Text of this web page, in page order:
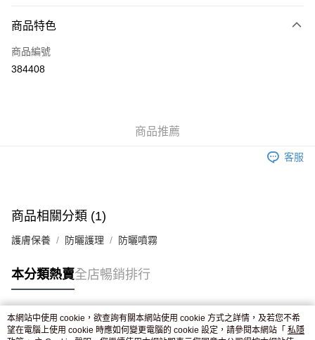
信用卡
Apple Pay
付款後門市自取，訂單確認後2-4個工作天到店，7天內取。逾期後
商品特色
商品編號
384408
商品推薦
客服
商品相關分類 (1)
護膚保養 防曬護理 防曬噴霧
本分類熱賣全店暢銷排行
熱門標籤
本網站中使用 cookie，欲查詢有關本網站使用 cookie 方式之詳情，及若您不希
望在電腦上使用 cookie 時應如何變更電腦的 cookie 設定，請參閱本網站「 私隱